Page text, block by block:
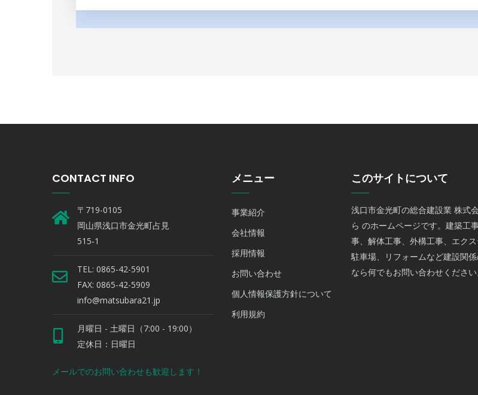
CONTACT INFO
〒719-0105
岡山県浅口市金光町占見
515‐1
TEL: 0865-42-5901
FAX: 0865-42-5909
info@matsubara21.jp
月曜日 - 土曜日（7:00 - 19:00）
定休日：日曜日
メールでのお問い合わせも歓迎します！
メニュー
事業紹介
会社情報
採用情報
お問い合わせ
個人情報保護方針について
利用規約
このサイトについて
浅口市金光町の総合建設業 株式
ら のホームページです。建築工
事、解体工事、外構工事、エクス
駐車場、リフォームなど建設関
なら何でもお問い合わせください